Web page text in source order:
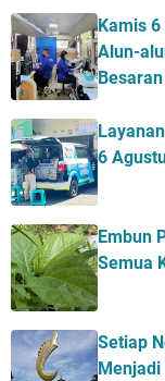
Kamis
Alun-
6
Embun
Semua
Setiap
Menjadi